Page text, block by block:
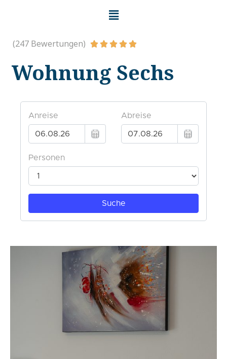
(247 Bewertungen) 
Wohnung Sechs